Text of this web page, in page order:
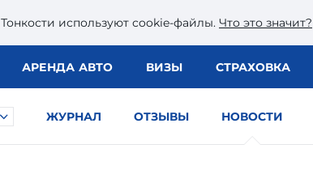
Тонкости используют сookie-файлы. Что это значит?
АРЕНДА АВТО ВИЗЫ СТРАХОВКА
ЖУРНАЛ ОТЗЫВЫ НОВОСТИ